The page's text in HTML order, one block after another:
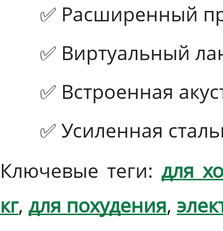
✅ Расширенный
✅ Виртуальный
✅ Встроенная
✅ Усиленная
Ключевые теги:для
кг, для похудения,